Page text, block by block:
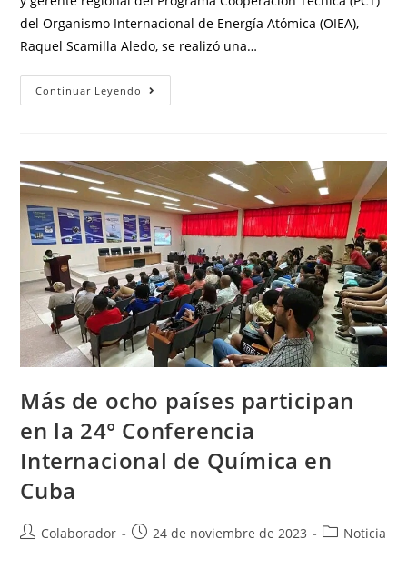
del Organismo Internacional de Energía Atómica (OIEA),
Raquel Scamilla Aledo, se realizó una…
Continuar Leyendo
Más de ocho países participan
en la 24° Conferencia
Internacional de Química en
Cuba
Colaborador 24 de noviembre de 2023 Noticia